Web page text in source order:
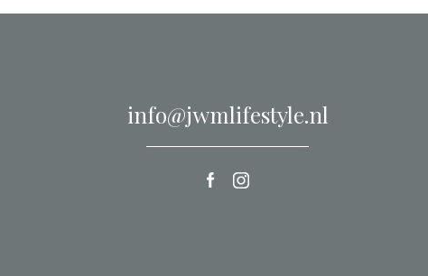
info@jwmlifestyle.nl